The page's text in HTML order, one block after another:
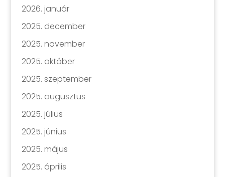
2026. január
2025. december
2025. november
2025. október
2025. szeptember
2025. augusztus
2025. július
2025. június
2025. május
2025. április